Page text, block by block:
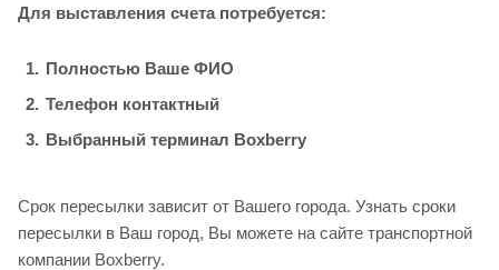
Для выставления счета потребуется:
Полностью Ваше ФИО
Телефон контактный
Выбранный терминал Boxberry
Срок пересылки зависит от Вашего города. Узнать сроки
пересылки в Ваш город, Вы можете на сайте транспортной
компании Boxberry.